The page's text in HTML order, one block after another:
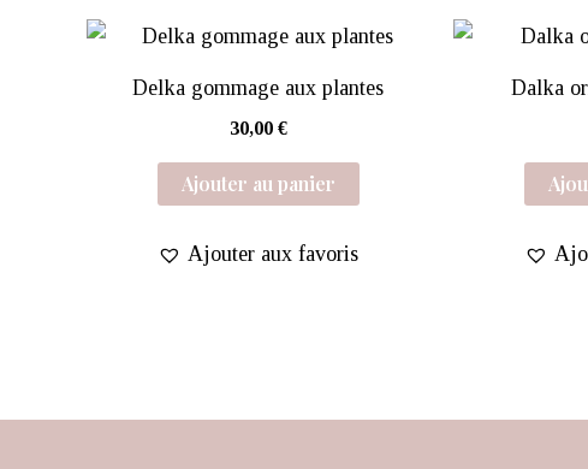
Delka gommage aux plantes
30,00 €
Ajouter au panier
Ajouter aux favoris
Dalka